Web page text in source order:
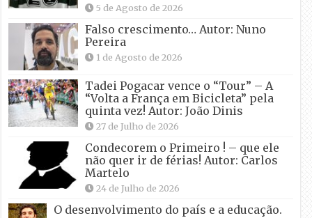
5 de Agosto de 2026
Falso crescimento… Autor: Nuno
Pereira
1 de Agosto de 2026
Tadei Pogacar vence o “Tour” – A
“Volta a França em Bicicleta” pela
quinta vez! Autor: João Dinis
27 de Julho de 2026
Condecorem o Primeiro ! – que ele
não quer ir de férias! Autor: Carlos
Martelo
24 de Julho de 2026
O desenvolvimento do país e a educação.